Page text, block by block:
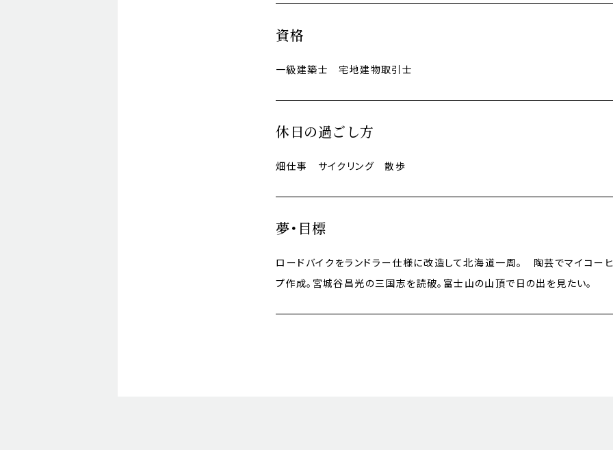
資格
一級建築士 宅地建物取引士
休日の過ごし方
畑仕事 サイクリング 散歩
夢・目標
ロードバイクをランドラー仕様に改造して北海道一周。 陶芸でマイコー
プ作成。宮城谷昌光の三国志を読破。富士山の山頂で日の出を見たい。